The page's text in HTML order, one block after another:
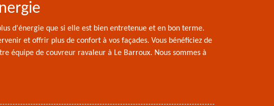
d'énergie que si elle est bien entretenue et en bon terme.
et offrir plus de confort à vos façades. Vous bénéficiez de
équipe de couvreur ravaleur à Le Barroux. Nous sommes à